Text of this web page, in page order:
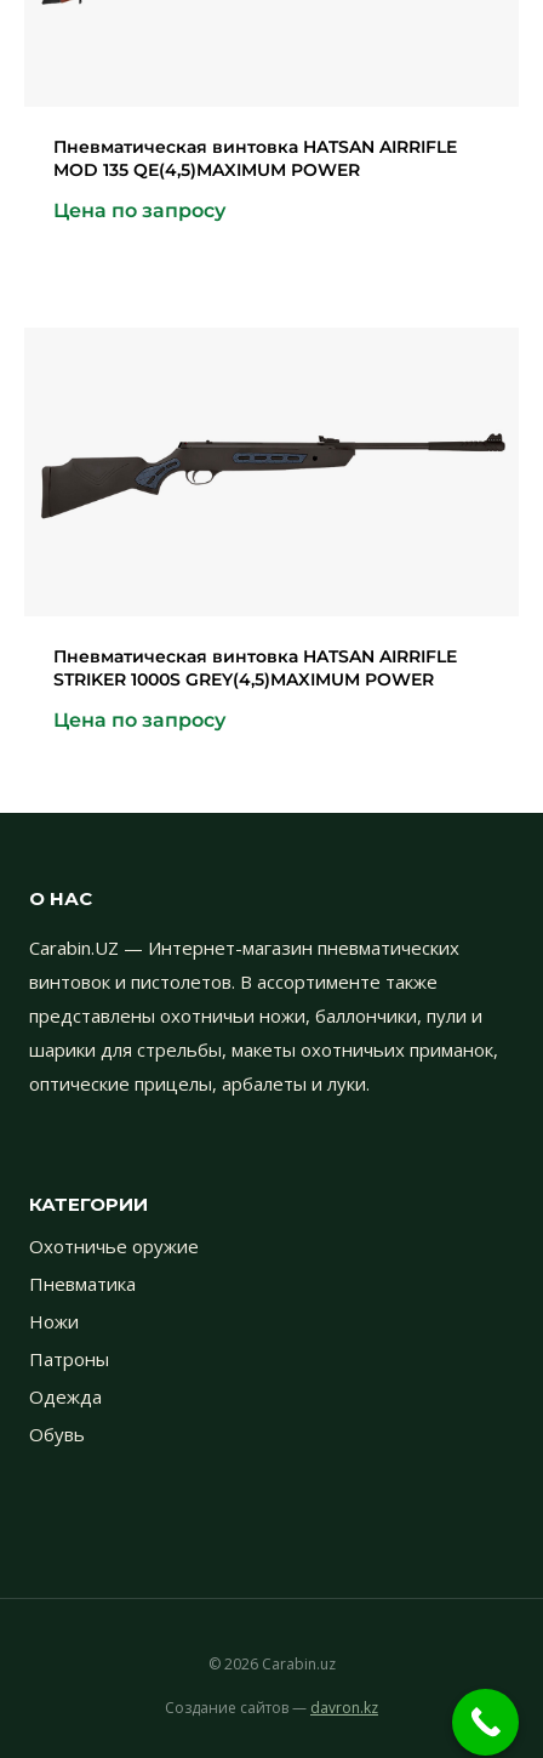
Пневматическая винтовка HATSAN AIRRIFLE
MOD 135 QE(4,5)MAXIMUM POWER
Цена по запросу
Пневматическая винтовка HATSAN AIRRIFLE
STRIKER 1000S GREY(4,5)MAXIMUM POWER
Цена по запросу
О НАС
Carabin.UZ — Интернет-магазин пневматических
винтовок и пистолетов. В ассортименте также
представлены охотничьи ножи, баллончики, пули и
шарики для стрельбы, макеты охотничьих приманок,
оптические прицелы, арбалеты и луки.
КАТЕГОРИИ
Охотничье оружие
Пневматика
Ножи
Патроны
Одежда
Обувь
© 2026 Carabin.uz
Создание сайтов — davron.kz